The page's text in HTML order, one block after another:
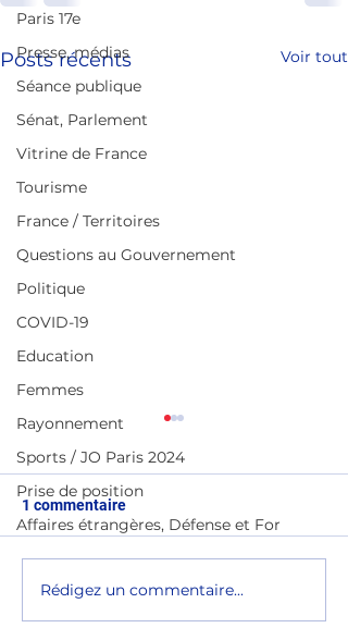
Paris 17e
Presse, médias
Séance publique
Sénat, Parlement
Vitrine de France
Tourisme
France / Territoires
Questions au Gouvernement
Politique
COVID-19
Education
Femmes
Rayonnement
Sports / JO Paris 2024
Prise de position
Affaires étrangères, Défense et For
Posts récents Voir tout
Clôture de l'Assemblée
générale ordinaire de
1 commentaire
Rédigez un commentaire...